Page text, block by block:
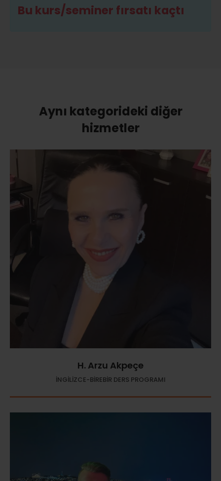
Bu kurs/seminer fırsatı kaçtı
Aynı kategorideki diğer
hizmetler
H. Arzu Akpeçe
İNGİLİZCE-BİREBİR DERS PROGRAMI